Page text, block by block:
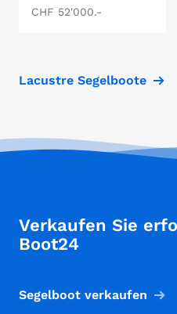
CHF 52'000.-
Lacustre Segelboote
Verkaufen Sie
Boot24
Segelboot verkaufen